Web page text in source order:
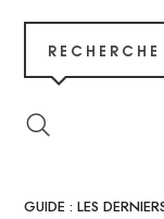
RECHERCHE
GUIDE : LES